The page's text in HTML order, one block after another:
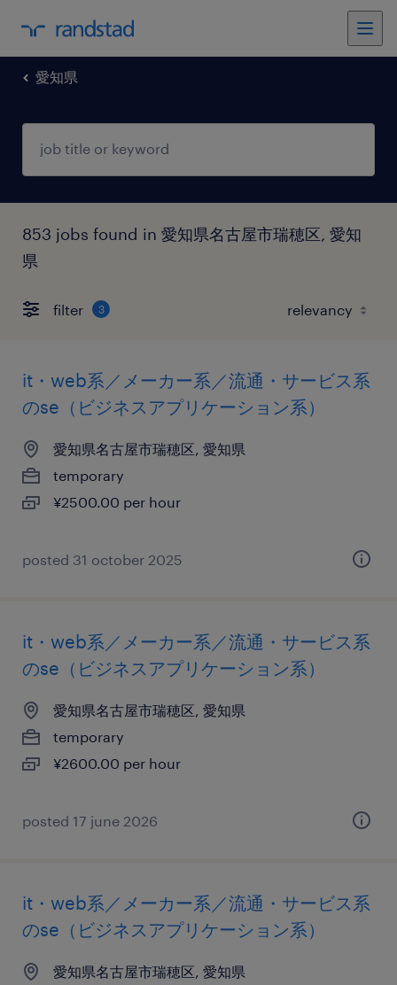
愛知県
853 jobs found in 愛知県名古屋市瑞穂区, 愛知
県
filter 3
it・web系／メーカー系／流通・サービス系
のse（ビジネスアプリケーション系）
愛知県名古屋市瑞穂区, 愛知県
temporary
¥2500.00 per hour
posted 31 october 2025
it・web系／メーカー系／流通・サービス系
のse（ビジネスアプリケーション系）
愛知県名古屋市瑞穂区, 愛知県
temporary
¥2600.00 per hour
posted 17 june 2026
it・web系／メーカー系／流通・サービス系
のse（ビジネスアプリケーション系）
愛知県名古屋市瑞穂区, 愛知県